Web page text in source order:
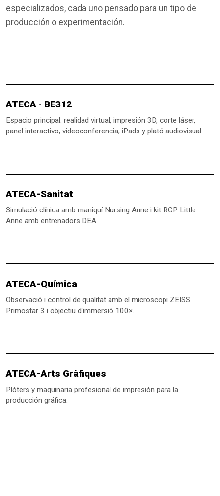
especializados, cada uno pensado para un tipo de
producción o experimentación.
ATECA · BE312
Espacio principal: realidad virtual, impresión 3D, corte láser,
panel interactivo, videoconferencia, iPads y plató audiovisual.
ATECA-Sanitat
Simulació clínica amb maniquí Nursing Anne i kit RCP Little
Anne amb entrenadors DEA.
ATECA-Química
Observació i control de qualitat amb el microscopi ZEISS
Primostar 3 i objectiu d'immersió 100×.
ATECA-Arts Gràfiques
Plóters y maquinaria profesional de impresión para la
producción gráfica.